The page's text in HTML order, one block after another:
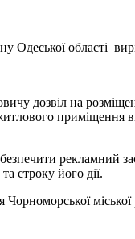
Одеської області
дозвіл на
рекламний
строку його дії.
Чорноморської